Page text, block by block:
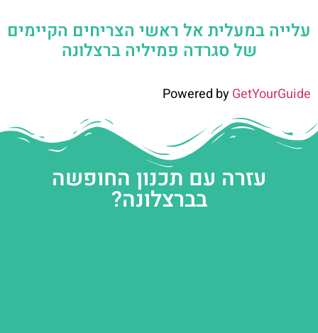
עלייה במעלית אל ראשי הצריחים הקיימים
של סגרדה פמיליה ברצלונה
Powered byGetYourGuide
עזרה עם תכנון החופשה
בברצלונה?